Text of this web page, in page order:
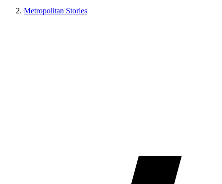
Metropolitan Stories